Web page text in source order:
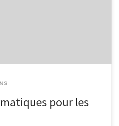
pour les